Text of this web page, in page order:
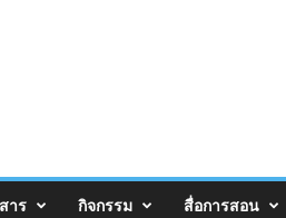
าร กิจกรรม สื่อการสอน